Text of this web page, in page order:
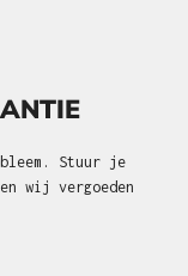
Stuur je
wij vergoeden